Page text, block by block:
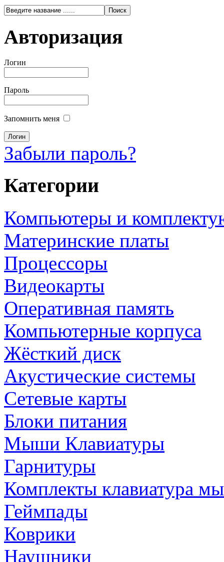
Авторизация
Логин
Пароль
Запомнить меня
Забыли пароль?
Категории
Компьютеры и
Материнские платы
Процессоры
Видеокарты
Оперативная память
Компьютерные корпуса
Жёсткий диск
Акустические системы
Сетевые карты
Блоки питания
Мыши Клавиатуры
Гарнитуры
Комплекты клавиатура
Геймпады
Коврики
Наушники